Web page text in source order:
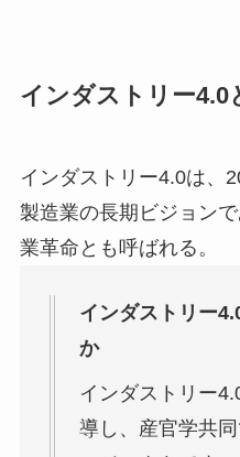
インダストリー4.0
インダストリー4.0は、
製造業の長期ビジョン
業革命とも呼ばれる。
インダストリー
か
インダストリー
導し、産官学共